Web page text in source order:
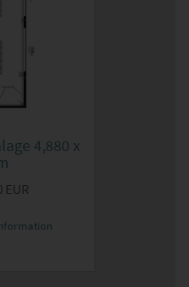
4,880 x
EUR